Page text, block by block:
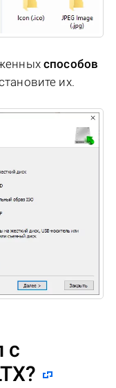
способов
их.
с